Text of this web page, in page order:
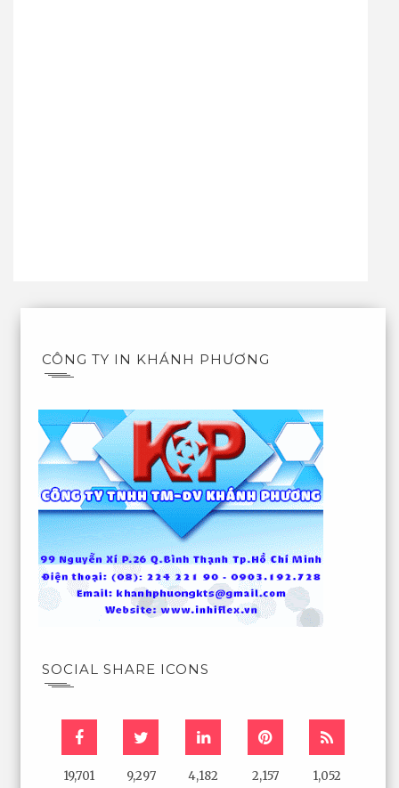
CÔNG TY IN KHÁNH PHƯƠNG
SOCIAL SHARE ICONS
19,701 9,297 4,182 2,157 1,052